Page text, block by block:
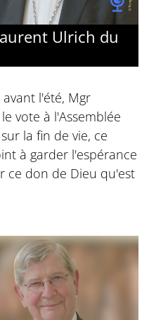
Ulrich du
l'été, Mgr
vote à l'Assemblée
la fin de vie, ce
à garder l'espérance
ce don de Dieu qu'est